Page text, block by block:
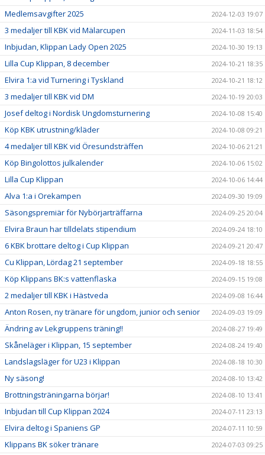
Medlemsavgifter 2025 2024-12-03 19:07
3 medaljer till KBK vid Mälarcupen 2024-11-03 18:54
Inbjudan, Klippan Lady Open 2025 2024-10-30 19:13
Lilla Cup Klippan, 8 december 2024-10-21 18:35
Elvira 1:a vid Turnering i Tyskland 2024-10-21 18:12
3 medaljer till KBK vid DM 2024-10-19 20:03
Josef deltog i Nordisk Ungdomsturnering 2024-10-08 15:40
Köp KBK utrustning/kläder 2024-10-08 09:21
4 medaljer till KBK vid Öresundsträffen 2024-10-06 21:21
Köp Bingolottos julkalender 2024-10-06 15:02
Lilla Cup Klippan 2024-10-06 14:44
Alva 1:a i Orekampen 2024-09-30 19:09
Säsongspremiär för Nybörjarträffarna 2024-09-25 20:04
Elvira Braun har tilldelats stipendium 2024-09-24 18:10
6 KBK brottare deltog i Cup Klippan 2024-09-21 20:47
Cu Klippan, Lördag 21 september 2024-09-18 18:55
Köp Klippans BK:s vattenflaska 2024-09-15 19:08
2 medaljer till KBK i Hästveda 2024-09-08 16:44
Anton Rosen, ny tränare för ungdom, junior och senior 2024-09-03 19:09
Ändring av Lekgruppens träning!! 2024-08-27 19:49
Skåneläger i Klippan, 15 september 2024-08-24 19:40
Landslagsläger för U23 i Klippan 2024-08-18 10:30
Ny säsong! 2024-08-10 13:42
Brottningsträningarna börjar! 2024-08-10 13:41
Inbjudan till Cup Klippan 2024 2024-07-11 23:13
Elvira deltog i Spaniens GP 2024-07-11 10:59
Klippans BK söker tränare 2024-07-03 09:25